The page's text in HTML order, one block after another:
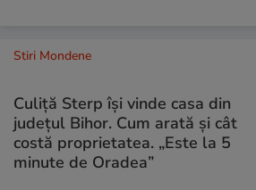
Stiri Mondene
Culiță Sterp își vinde casa din
județul Bihor. Cum arată și cât
costă proprietatea. „Este la 5
minute de Oradea”